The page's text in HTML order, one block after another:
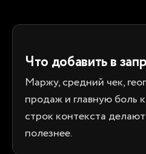
Что добавить в
Маржу, средний чек,
продаж и главную боль
строк контекста
полезнее.